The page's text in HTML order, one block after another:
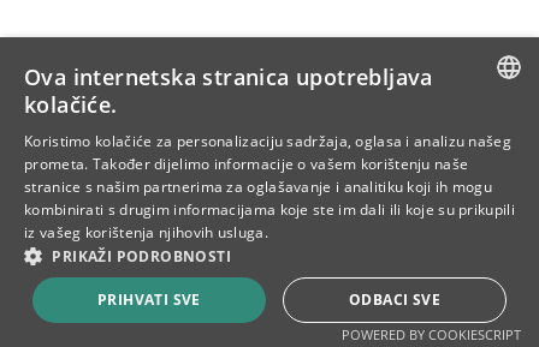
ENG
CRO
Ova internetska stranica upotrebljava
kolačiće.
Koristimo kolačiće za personalizaciju sadržaja, oglasa i analizu našeg
prometa. Također dijelimo informacije o vašem korištenju naše
stranice s našim partnerima za oglašavanje i analitiku koji ih mogu
kombinirati s drugim informacijama koje ste im dali ili koje su prikupili
iz vašeg korištenja njihovih usluga.
PRIKAŽI PODROBNOSTI
PRIHVATI SVE ODBACI SVE
POWERED BY COOKIESCRIPT